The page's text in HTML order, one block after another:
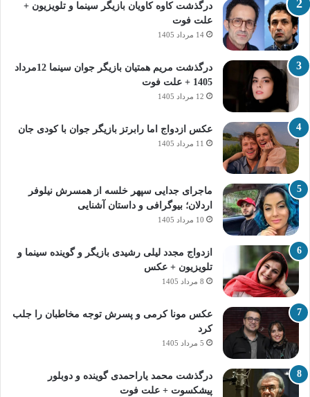
درگذشت کاوه کاویان بازیگر سینما و تلویزیون +
علت فوت
14 مرداد 1405
درگذشت مریم همتیان بازیگر جوان سینما 12مرداد
1405 + علت فوت
12 مرداد 1405
عکس ازدواج اما رابرتز بازیگر جوان با کودی جان
11 مرداد 1405
ماجرای جدایی سپهر خلسه از همسرش نیلوفر
اردلان؛ بیوگرافی و داستان آشنایی
10 مرداد 1405
ازدواج مجدد لیلی رشیدی بازیگر و گوینده سینما و
تلویزیون + عکس
8 مرداد 1405
عکس مونا کرمی و پسرش توجه مخاطبان را جلب
کرد
5 مرداد 1405
درگذشت محمد یاراحمدی گوینده و دوبلور
پیشکسوت + علت فوت